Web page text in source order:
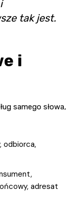
tak jest.
i
samego słowa,
odbiorca,
adresat